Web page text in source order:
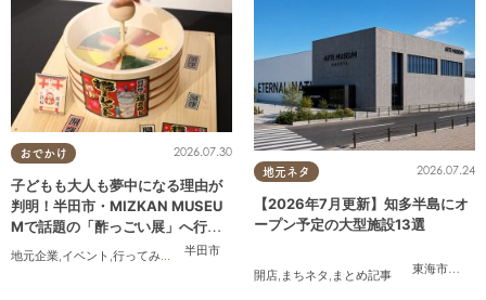
おでかけ
半田市
2026.07.30
子どもも大人も夢中になる理由が
判明！半田市・MIZKAN MUSEU
Mで話題の「酢っごい展」へ行っ
てみた｜7/25(土)～8/30(日)／ち
たまる広告
地元企業,イベント ,行ってみたレポ ,ちたまる広告
地元ネタ
東海市
,大府
2026.07.24
【2026年7月更新】知多半島にオ
ープン予定の大型施設13選
開店, まちネタ , まとめ記事